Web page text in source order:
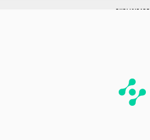
PUBLICIDADE